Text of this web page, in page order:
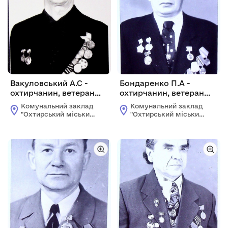
Вакуловський А.С -
охтирчанин, ветеран
100-й Львівської С.Д.
Комунальний заклад
"Охтирський міський
Бондаренко П.А -
охтирчанин, ветеран
100-й Львівскої С.Д.
Комунальний заклад
"Охтирський міський